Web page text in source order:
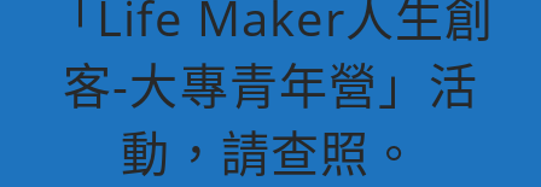
「Life Maker人生創
客-大專青年營」活
動，請查照。